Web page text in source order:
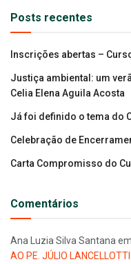
Posts recentes
Inscrições abertas –
Justiça ambiental: um
Celia Elena Aguila Acosta
Já foi definido o tema do
Celebração de
Carta Compromisso do
Comentários
Ana Luzia Silva Santana em
AO PE. JÚLIO LANCELLOTTI